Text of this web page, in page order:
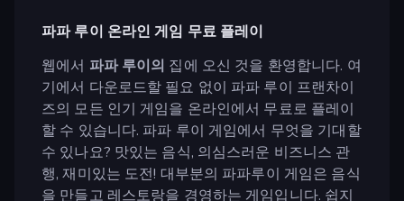
파파 루이 온라인 게임 무료 플레이
웹에서 파파 루이의 집에 오신 것을 환영합니다. 여
기에서 다운로드할 필요 없이 파파 루이 프랜차이
즈의 모든 인기 게임을 온라인에서 무료로 플레이
할 수 있습니다. 파파 루이 게임에서 무엇을 기대할
수 있나요? 맛있는 음식, 의심스러운 비즈니스 관
행, 재미있는 도전! 대부분의 파파루이 게임은 음식
을 만들고 레스토랑을 경영하는 게임입니다. 쉽지